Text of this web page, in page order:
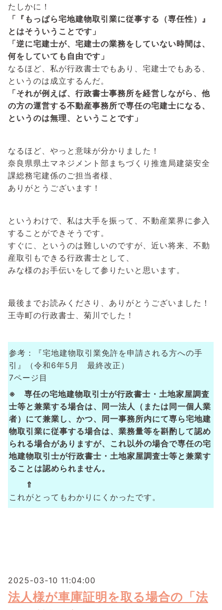
たしかに！
「『もっぱら宅地建物取引業に従事する（専任性）』
とはそういうことです」
「逆に宅建士が、宅建士の業務をしていない時間は、
何をしていても自由です」
なるほど、私が行政書士でもあり、宅建士でもある、
というのは成立するんだ。
「それが例えば、行政書士事務所を経営しながら、他
の方の運営する不動産事務所で専任の宅建士になる、
というのは無理、ということです」
なるほど、やっと意味が分かりました！
奈良県県土マネジメント部まちづくり推進局建築安全
課総務宅建係のご担当者様、
ありがとうございます！
というわけで、私は大手を振って、不動産業界に参入
することができそうです。
すぐに、というのは難しいのですが、近い将来、不動
産取引もできる行政書士として、
みな様のお手伝いをして参りたいと思います。
最後までお読みくださり、ありがとうございました！
王寺町の行政書士、菊川でした！
参考：『宅地建物取引業免許を申請される方への手
引』（令和6年5月 最終改正）
7ページ目
※ 専任の宅地建物取引士が行政書士・土地家屋調査
士等と兼業する場合は、同一法人（または同一個人業
者）にて兼業し、かつ、同一事務所内にて専ら宅地建
物取引業に従事する場合は、業務量等を斟酌して認め
られる場合がありますが、これ以外の場合で専任の宅
地建物取引士が行政書士・土地家屋調査士等と兼業す
ることは認められません。
⇑
これがとってもわかりにくかったです。
2025-03-10 11:04:00
法人様が車庫証明を取る場合の「法